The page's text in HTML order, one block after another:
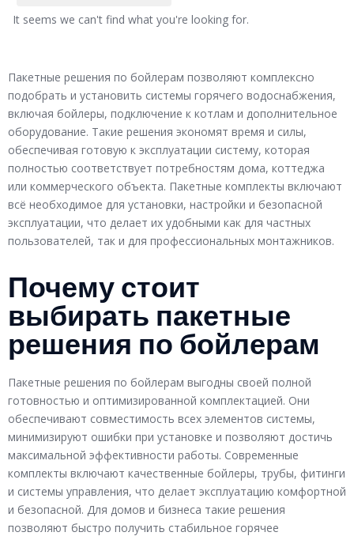
It seems we can't find what you're looking for.
Пакетные решения по бойлерам позволяют комплексно
подобрать и установить системы горячего водоснабжения,
включая бойлеры, подключение к котлам и дополнительное
оборудование. Такие решения экономят время и силы,
обеспечивая готовую к эксплуатации систему, которая
полностью соответствует потребностям дома, коттеджа
или коммерческого объекта. Пакетные комплекты включают
всё необходимое для установки, настройки и безопасной
эксплуатации, что делает их удобными как для частных
пользователей, так и для профессиональных монтажников.
Почему стоит
выбирать пакетные
решения по бойлерам
Пакетные решения по бойлерам выгодны своей полной
готовностью и оптимизированной комплектацией. Они
обеспечивают совместимость всех элементов системы,
минимизируют ошибки при установке и позволяют достичь
максимальной эффективности работы. Современные
комплекты включают качественные бойлеры, трубы, фитинги
и системы управления, что делает эксплуатацию комфортной
и безопасной. Для домов и бизнеса такие решения
позволяют быстро получить стабильное горячее